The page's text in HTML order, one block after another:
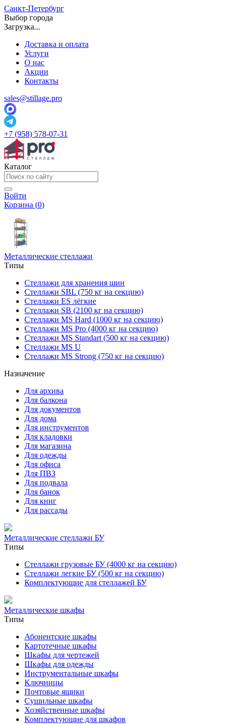
Санкт-Петербург
Выбор города
Загрузка...
Доставка и оплата
Услуги
О нас
Акции
Контакты
sales@stillage.pro
+7 (958) 578-07-31
Каталог
Войти
Корзина (0)
Металлические стеллажи
Типы
Стеллажи для хранения шин
Стеллажи SBL (750 кг на секцию)
Стеллажи ES лёгкие
Стеллажи SB (2100 кг на секцию)
Стеллажи MS Hard (1000 кг на секцию)
Стеллажи MS Pro (4000 кг на секцию)
Стеллажи MS Standart (500 кг на секцию)
Стеллажи MS U
Стеллажи MS Strong (750 кг на секцию)
Назначение
Для архива
Для балкона
Для документов
Для дома
Для инструментов
Для кладовки
Для магазина
Для одежды
Для офиса
Для ПВЗ
Для подвала
Для банок
Для книг
Для рассады
Металлические стеллажи БУ
Типы
Стеллажи грузовые БУ (4000 кг на секцию)
Стеллажи легкие БУ (500 кг на секцию)
Комплектующие для стеллажей БУ
Металлические шкафы
Типы
Абонентские шкафы
Картотечные шкафы
Шкафы для чертежей
Шкафы для одежды
Инструментальные шкафы
Ключницы
Почтовые ящики
Сушильные шкафы
Хозяйственные шкафы
Комплектующие для шкафов